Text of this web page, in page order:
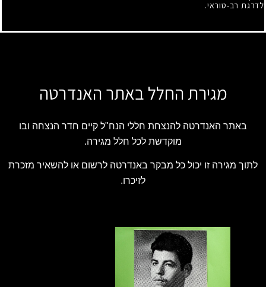
לדרגת רב-טוראי.
מגירת החלל באתר האנדרטה
באתר האנדרטה להנצחת חללי הנח"ל קיים חדר הנצחה ובו
מוקדשת לכל חלל מגירה.
לתוך מגירה זו יכול כל מבקר באנדרטה לרשום או להשאיר מזכרת
לזיכרו.